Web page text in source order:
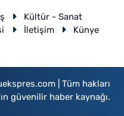
Kültür - Sanat
İletişim Künye
| Tüm hakları
güvenilir haber kaynağı.